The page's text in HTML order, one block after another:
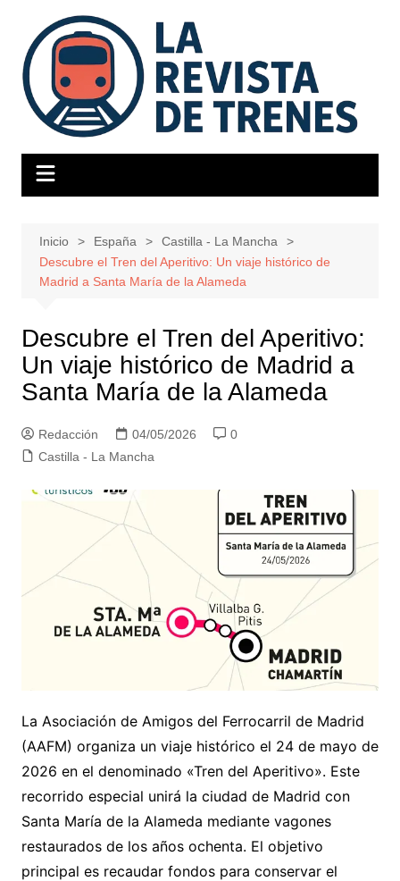
contenido
Inicio España
Castilla - La Mancha
Descubre el Tren del Aperitivo: Un viaje histórico de
Madrid a Santa María de la Alameda
Descubre el Tren del Aperitivo:
Un viaje histórico de Madrid a
Santa María de la Alameda
Redacción 04/05/2026
0
Castilla - La Mancha
La Asociación de Amigos del Ferrocarril de Madrid
(AAFM) organiza un viaje histórico el 24 de mayo de
2026 en el denominado «Tren del Aperitivo». Este
recorrido especial unirá la ciudad de Madrid con
Santa María de la Alameda mediante vagones
restaurados de los años ochenta. El objetivo
principal es recaudar fondos para conservar el